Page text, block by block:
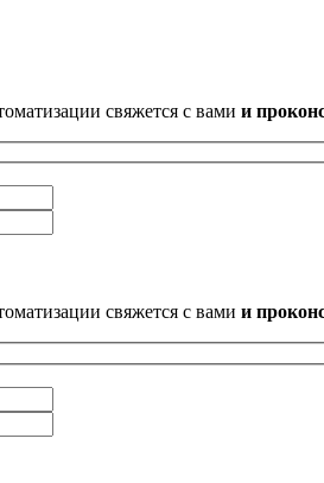
свяжется с вами и
свяжется с вами и